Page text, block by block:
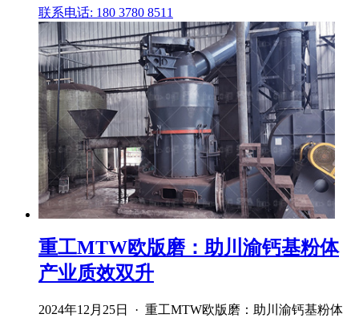
联系电话: 180 3780 8511
重工MTW欧版磨：助川渝钙基粉体
产业质效双升
2024年12月25日 · 重工MTW欧版磨：助川渝钙基粉体